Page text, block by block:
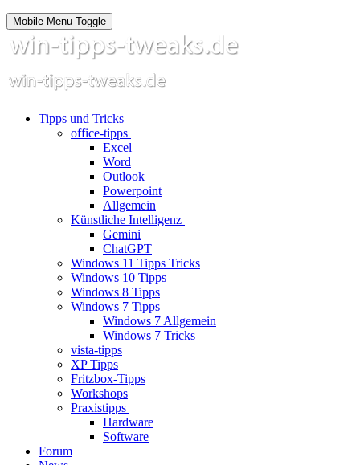
Mobile Menu Toggle
Tipps und Tricks
office-tipps
Excel
Word
Outlook
Powerpoint
Allgemein
Künstliche Intelligenz
Gemini
ChatGPT
Windows 11 Tipps Tricks
Windows 10 Tipps
Windows 8 Tipps
Windows 7 Tipps
Windows 7 Allgemein
Windows 7 Tricks
vista-tipps
XP Tipps
Fritzbox-Tipps
Workshops
Praxistipps
Hardware
Software
Forum